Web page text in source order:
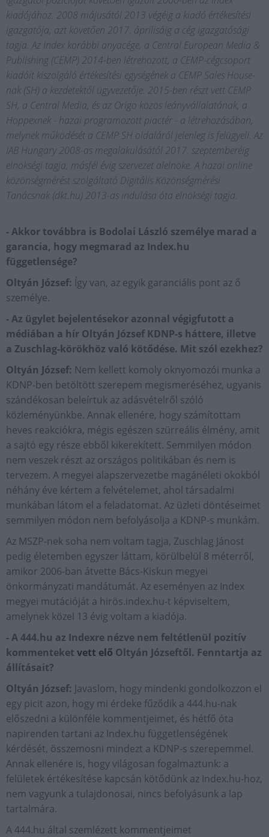
kiadójához. 2008 májusától 2013 végéig a kiadó értékesítési
igazgatója, azt követően 2017. áprilisáig a cég igazgatósági
tagja. Az Index korábbi anyacége, a Central European Media &
Publishing (CEMP) 2014-ben létrehozott, a CEMP-cégcsoport
kiadóit kiszolgáló értékesítési egységének a CEMP Sales House-
nak (SH) a kezdetektől ügyvezetője. 2015-ben részt vett CEMP
SH, a Central Media, és az Origo közös leányvállalatának, a
Hoppexnek - hazai programozott piactér - a létrehozásában,
melynek működését a CEMP SH oldaláról jelenleg is felügyeli. Az
IAB Hungary 2008-as megalakulásától 2017. szeptemberéig
elnökségi tagja, másfél évig szervezet alelnöke. A hazai online
közönségmérést szolgáltató Digitális Közönségmérési
Tanácsnak (dkt.hu) 2013-as indulása óta elnökségi tagja.
- Akkor továbbra is Bodolai László személye marad a
garancia, hogy megmarad az Index.hu
függetlensége?
Oltyán József: Így van, az egyik garanciális pont az ő
személye.
- Az ügylet bejelentésekor azonnal végigfutott a
médiában a hír Oltyán József KDNP-s háttere, illetve
a Zuschlag-körökhöz való kötődése. Mit szól ezekhez?
Oltyán József: Nem kellett komoly oknyomozói munka a
KDNP-ben betöltött szerepem megismeréséhez, ugyanis
szándékosan beleírtuk az adásvételről szóló
közleményünkbe. Annak ellenére, hogy számítottam
heves reakciókra, mégis egészen szürreális élmény, amit
a sajtó egy része ebből kikerekített. Semmilyen módon
nem veszek részt az országos politikában és nem is
tervezem. A megyei alapszervezetbe magánéleti okokból
néhány éve kértem a felvételemet, ahol társadalmi
munkában látom el a feladatomat. Az üzleti döntéseimet
semmilyen módon nem befolyásolja a KDNP-s munkám.
Az MSZP-nek soha nem voltam tagja, Zuschlag Jánost
pedig életemben egyszer láttam, körülbelül 8 méterről,
amikor 2006-ban átvette Bács-Kiskun megyei
önkormányzati mandátumát. Az eseményen az Index
megyei mutációját a hirös.index.hu-t képviseltem,
amelynek közel 13 évig voltam a kiadója.
- A 444.hu az Indexre nézve nem feltétlenül pozitív
kommenteket vett elő Oltyán Józseftől. Fenntartja az
állításait?
Oltyán József: Javaslom, hogy mindenki gondolkozzon el
egy picit azon, hogy mi érdeke fűződik a 444.hu-nak
előszedni a különféle kommentjeimet, és hétfő óta
napirenden tartani az Index.hu függetlenségének
kérdését, összemosni mindezt a KDNP-s szerepemmel.
Annak ellenére is, hogy világosan fogalmaztunk: a
felületek értékesítése kapcsán kötődünk az Index.hu-hoz,
nem vagyunk a tulajdonosai, nincs befolyásunk a lap
tartalmára.
A 444.hu által szemlézett kommentjeimet